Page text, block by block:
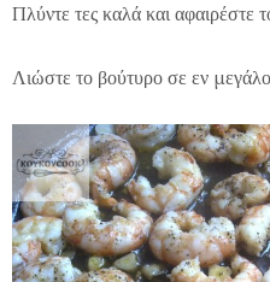
Πλύντε τες καλά και αφαιρέστε
Λιώστε το βούτυρο σε εν